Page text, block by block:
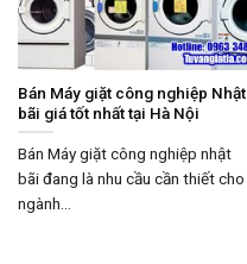
Bán Máy giặt công nghiệp Nhật
bãi giá tốt nhất tại Hà Nội
Bán Máy giặt công nghiệp nhật
bãi đang là nhu cầu cần thiết cho
ngành...